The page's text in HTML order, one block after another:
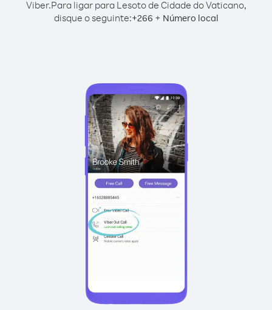
Viber.Para ligar para Lesoto de Cidade do Vaticano,
disque o seguinte:+266 + Número local